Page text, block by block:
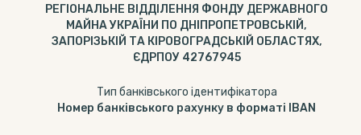
РЕГІОНАЛЬНЕ ВІДДІЛЕННЯ ФОНДУ ДЕРЖАВНОГО
МАЙНА УКРАЇНИ ПО ДНІПРОПЕТРОВСЬКІЙ,
ЗАПОРІЗЬКІЙ ТА КІРОВОГРАДСЬКІЙ ОБЛАСТЯХ,
ЄДРПОУ 42767945
Тип банківського ідентифікатора
Номер банківського рахунку в форматі IBAN